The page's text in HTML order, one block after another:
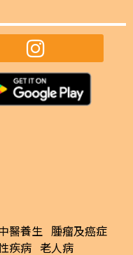
醫養生 腫瘤及癌症
疾病 老人病